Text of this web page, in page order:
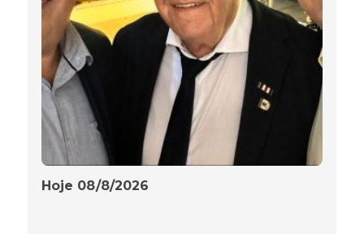
Hoje 08/8/2026